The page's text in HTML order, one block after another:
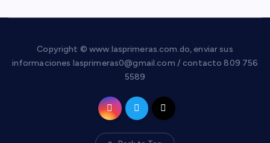
Copyright © www.lasprimeras.com.do, enviar sus
informaciones lasprimeras0@gmail.com / contacto 809 756
5589